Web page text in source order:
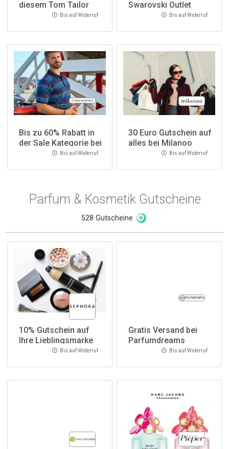
diesem Tom Tailor
GutscheincodeBis auf Widerruf
Swarovski Outlet
Bis auf Widerruf
Bis zu 60% Rabatt in
der Sale Kategorie bei
CASAMODABis auf Widerruf
30 Euro Gutschein auf
alles bei Milanoo
Bis auf Widerruf
Parfum & Kosmetik Gutscheine
528 Gutscheine
10% Gutschein auf
Ihre Lieblingsmarke
bei SephoraBis auf Widerruf
Gratis Versand bei
Parfumdreams
Bis auf Widerruf